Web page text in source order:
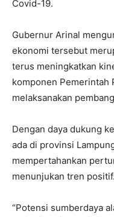
Covid-19.
Gubernur Arinal
ekonomi tersebut
terus meningkatkan
komponen Pemerintah
melaksanakan
Dengan daya dukung
ada di provinsi
mempertahankan
menunjukan tren positif.
“Potensi sumberdaya